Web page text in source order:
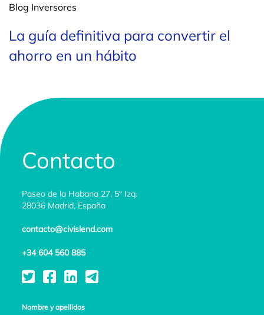
Blog Inversores
La guía definitiva para convertir el
ahorro en un hábito
Contacto
Paseo de la Habana 27, 5º Izq.
28036 Madrid, España
contacto@civislend.com
+34 604 560 885
Nombre y apellidos